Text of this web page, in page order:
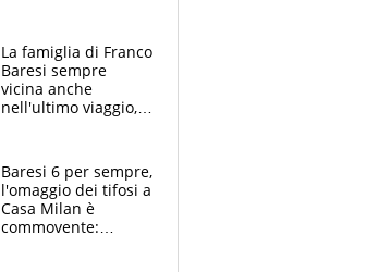
La famiglia di Franco
Baresi sempre
vicina anche
nell'ultimo viaggio,
circondati
dall'affetto dei tifosi
Baresi 6 per sempre,
l'omaggio dei tifosi a
Casa Milan è
commovente: